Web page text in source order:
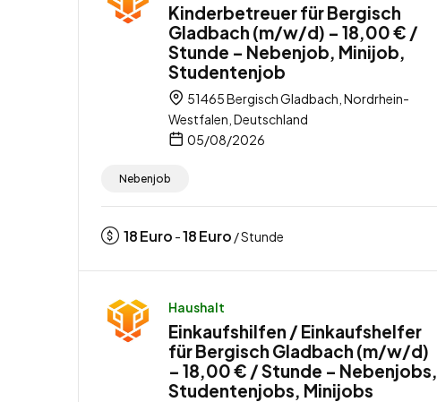
Kinderbetreuer für Bergisch
Gladbach (m/w/d) – 18,00 € /
Stunde – Nebenjob, Minijob,
Studentenjob
51465 Bergisch Gladbach, Nordrhein-
Westfalen, Deutschland
05/08/2026
Nebenjob
18Euro -18Euro / Stunde
Haushalt
Einkaufshilfen / Einkaufshelfer
für Bergisch Gladbach (m/w/d)
– 18,00 € / Stunde – Nebenjobs,
Studentenjobs, Minijobs